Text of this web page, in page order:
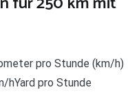
pro Stunde (km/h)
hYard pro Stunde